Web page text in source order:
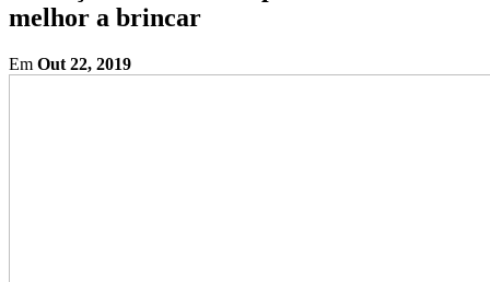
melhor a brincar
Em Out 22, 2019